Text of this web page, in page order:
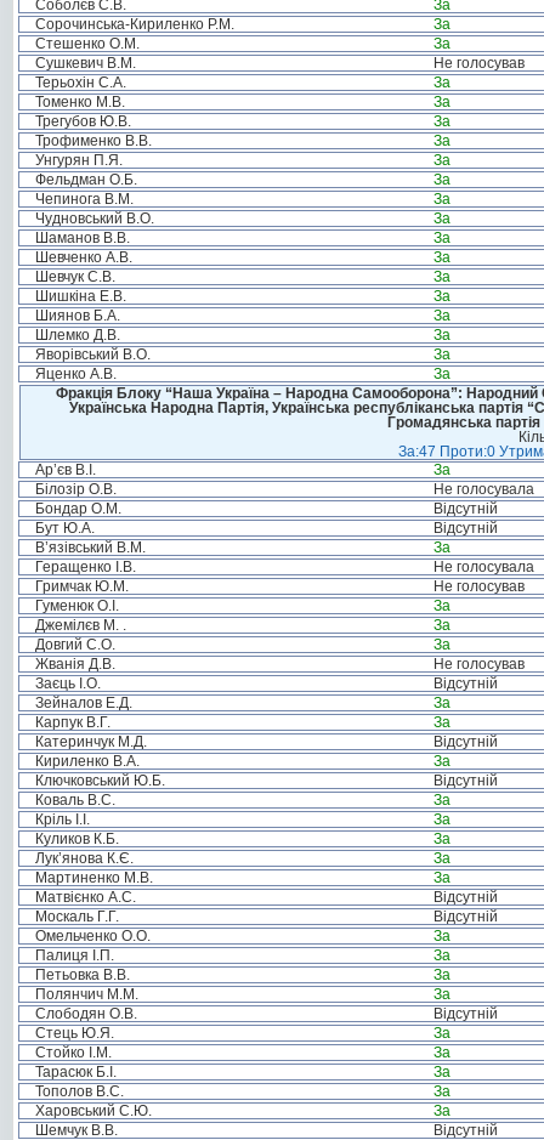
Соболєв С.В.
За
Сорочинська-Кириленко Р.М.
За
Стешенко О.М.
За
Сушкевич В.М.
Не голосував
Терьохін С.А.
За
Томенко М.В.
За
Трегубов Ю.В.
За
Трофименко В.В.
За
Унгурян П.Я.
За
Фельдман О.Б.
За
Чепинога В.М.
За
Чудновський В.О.
За
Шаманов В.В.
За
Шевченко А.В.
За
Шевчук С.В.
За
Шишкіна Е.В.
За
Шиянов Б.А.
За
Шлемко Д.В.
За
Яворівський В.О.
За
Яценко А.В.
За
Фракція Блоку “Наша Україна – Народна Самооборона”: Народний
Українська Народна Партія, Українська республіканська
Громадянська
За:47 Проти:0
Ар’єв В.І.
За
Білозір О.В.
Не голосувала
Бондар О.М.
Відсутній
Бут Ю.А.
Відсутній
В’язівський В.М.
За
Геращенко І.В.
Не голосувала
Гримчак Ю.М.
Не голосував
Гуменюк О.І.
За
Джемілєв М. .
За
Довгий С.О.
За
Жванія Д.В.
Не голосував
Заєць І.О.
Відсутній
Зейналов Е.Д.
За
Карпук В.Г.
За
Катеринчук М.Д.
Відсутній
Кириленко В.А.
За
Ключковський Ю.Б.
Відсутній
Коваль В.С.
За
Кріль І.І.
За
Куликов К.Б.
За
Лук’янова К.Є.
За
Мартиненко М.В.
За
Матвієнко А.С.
Відсутній
Москаль Г.Г.
Відсутній
Омельченко О.О.
За
Палиця І.П.
За
Петьовка В.В.
За
Полянчич М.М.
За
Слободян О.В.
Відсутній
Стець Ю.Я.
За
Стойко І.М.
За
Тарасюк Б.І.
За
Тополов В.С.
За
Харовський С.Ю.
За
Шемчук В.В.
Відсутній